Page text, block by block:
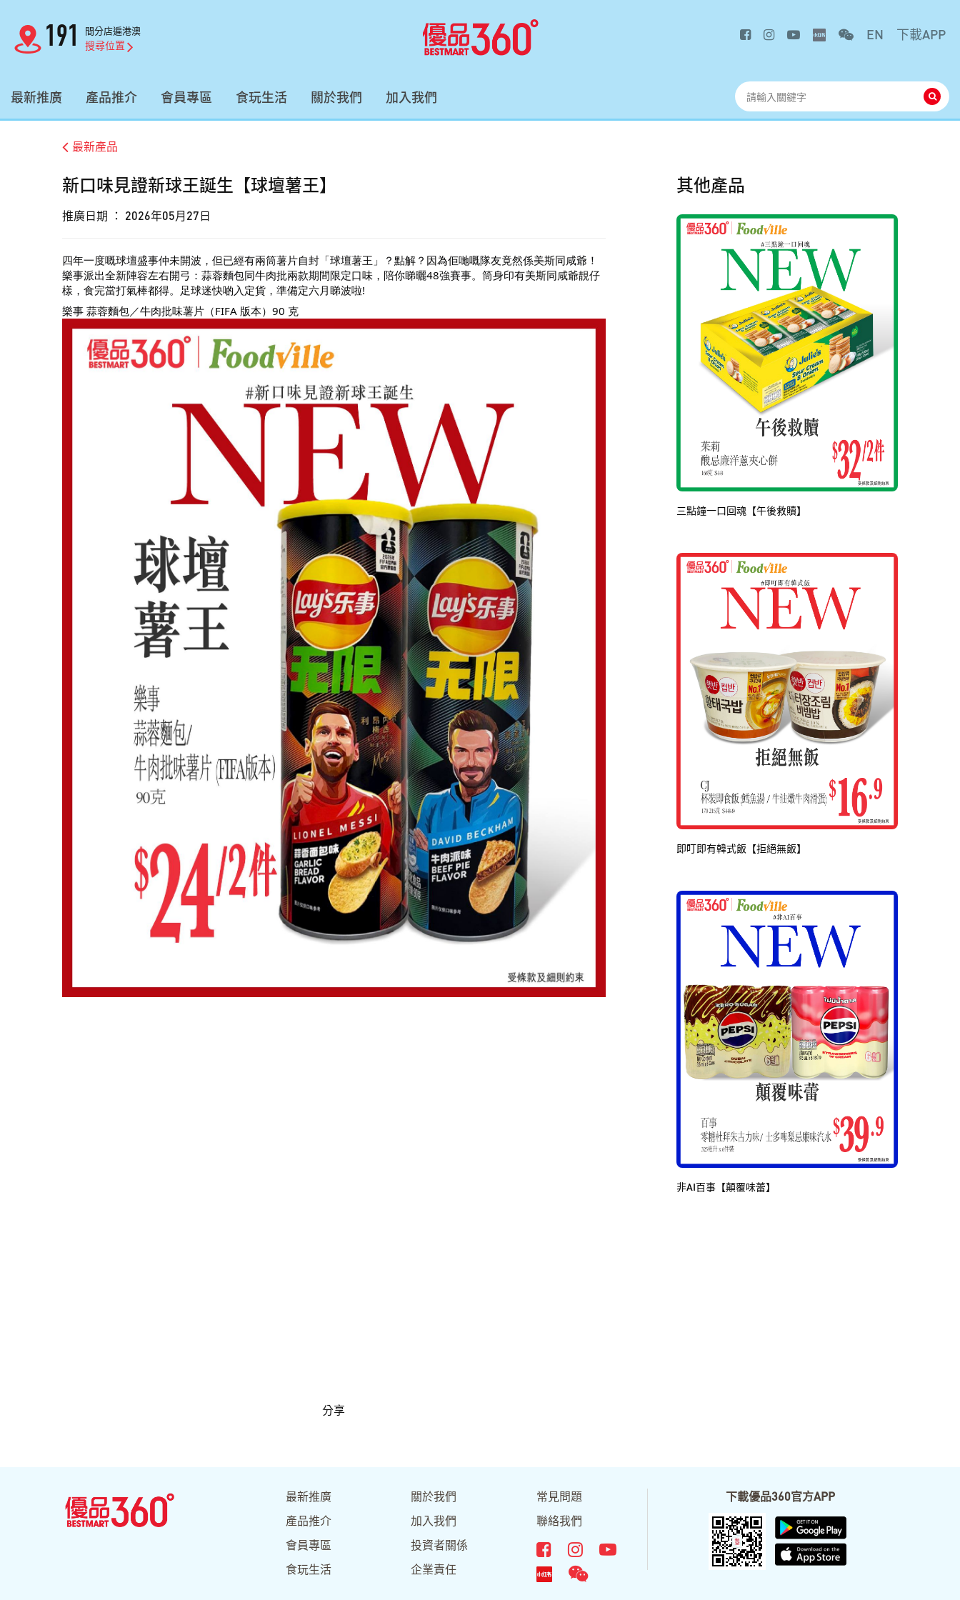
191 間分店遍港澳
搜尋位置
EN 下載APP
最新推廣 產品推介 會員專區 食玩生活 關於我們 加入我們
最新產品
新口味見證新球王誕生【球壇薯王】
推廣日期 ： 2026年05月27日
四年一度嘅球壇盛事仲未開波，但已經有兩筒薯片自封「球壇薯王」？點解？因為佢哋嘅隊友竟然係美斯同咸爺！
樂事派出全新陣容左右開弓：蒜蓉麵包同牛肉批兩款期間限定口味，陪你睇曬48強賽事。筒身印有美斯同咸爺靚仔
樣，食完當打氣棒都得。足球迷快啲入定貨，準備定六月睇波啦!
樂事 蒜蓉麵包／牛肉批味薯片（FIFA 版本）90 克
分享
其他產品
三點鐘一口回魂【午後救贖】
即叮即有韓式飯【拒絕無飯】
非AI百事【顛覆味蕾】
最新推廣
產品推介
會員專區
食玩生活
關於我們
加入我們
投資者關係
企業責任
常見問題
聯絡我們
下載優品360官方APP